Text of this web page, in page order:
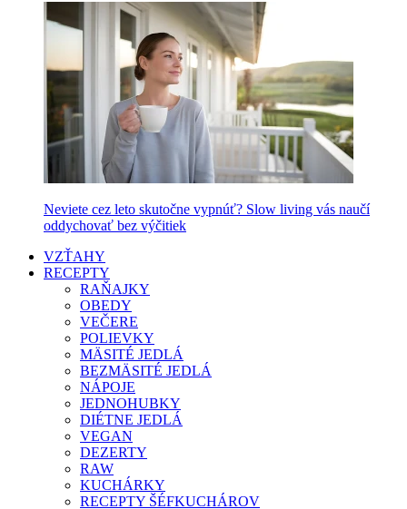
Neviete cez leto skutočne vypnúť? Slow living vás naučí
oddychovať bez výčitiek
VZŤAHY
RECEPTY
RAŇAJKY
OBEDY
VEČERE
POLIEVKY
MÄSITÉ JEDLÁ
BEZMÄSITÉ JEDLÁ
NÁPOJE
JEDNOHUBKY
DIÉTNE JEDLÁ
VEGAN
DEZERTY
RAW
KUCHÁRKY
RECEPTY ŠÉFKUCHÁROV